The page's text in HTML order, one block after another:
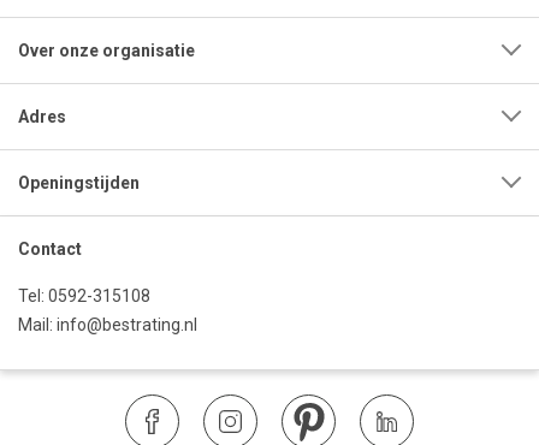
Over onze organisatie
Adres
Openingstijden
Contact
Tel: 0592-315108
Mail: info@bestrating.nl